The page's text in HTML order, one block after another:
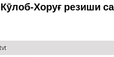
Хоруғ резиши
tvt